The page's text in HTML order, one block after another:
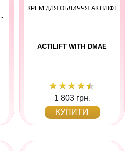
КРЕМ ДЛЯ ОБЛИЧЧЯ АКТІЛІФТ
ACTILIFT WITH DMAE
1 803 грн.
КУПИТИ